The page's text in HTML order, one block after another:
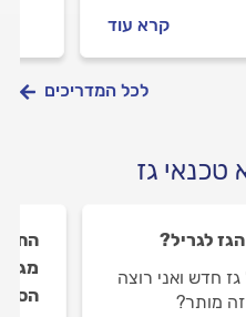
קרא עוד
לכל המדריכים
טכנאי גז
לגריל?
חדש ואני רוצה
מותר?